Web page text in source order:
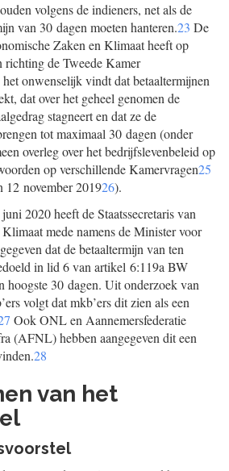
volgens de indieners, net als de
van 30 dagen moeten hanteren.23 De
Zaken en Klimaat heeft op
richting de Tweede Kamer
onwenselijk vindt dat betaaltermijnen
dat over het geheel genomen de
stagneert en dat ze de
tot maximaal 30 dagen (onder
overleg over het bedrijfslevenbeleid op
op verschillende Kamervragen25
12 november 201926).
2020 heeft de Staatssecretaris van
mede namens de Minister voor
dat de betaaltermijn van ten
in lid 6 van artikel 6:119a BW
hoogste 30 dagen. Uit onderzoek van
volgt dat mkb’ers dit zien als een
Ook ONL en Aannemersfederatie
(AFNL) hebben aangegeven dit een
28
van het